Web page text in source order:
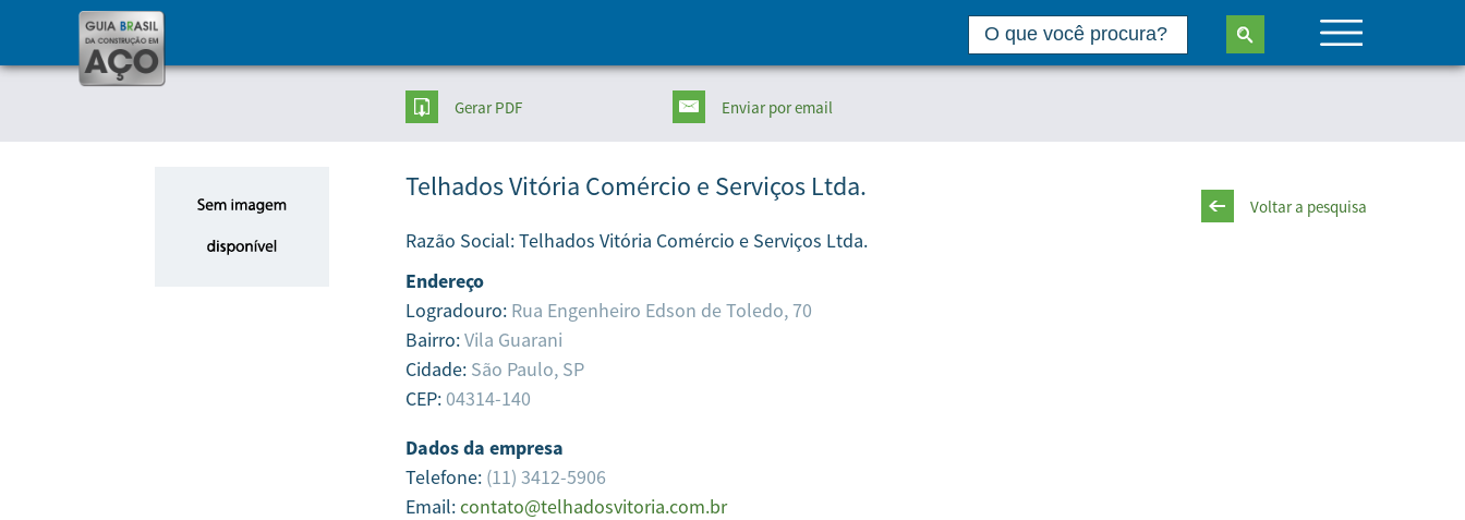
Gerar PDF Enviarpor email
Voltar a pesquisa
Telhados Vitória Comércio e Serviços Ltda.
Razão Social:Telhados Vitória Comércio e Serviços Ltda.
Endereço
Logradouro: Rua Engenheiro Edson de Toledo, 70
Bairro:Vila Guarani
Cidade: São Paulo, SP
CEP: 04314-140
Dados da empresa
Telefone: (11) 3412-5906
Email:contato@telhadosvitoria.com.br